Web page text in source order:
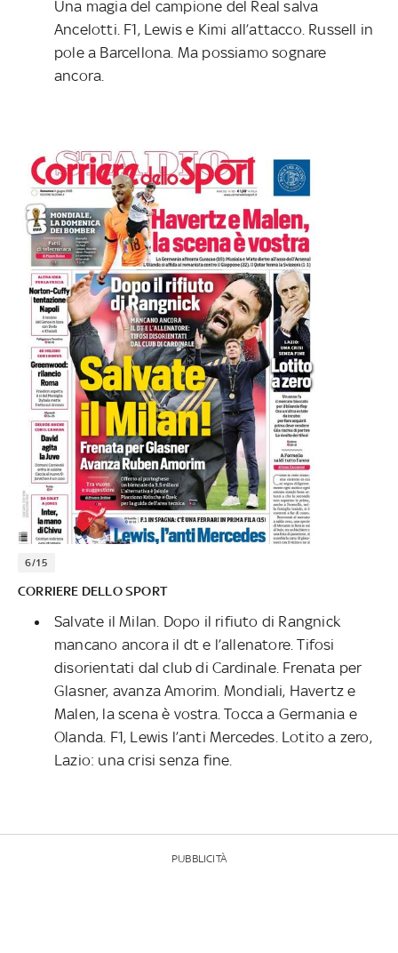
Una magia del campione del Real salva
Ancelotti. F1, Lewis e Kimi all’attacco. Russell in
pole a Barcellona. Ma possiamo sognare
ancora.
6/15
CORRIERE DELLO SPORT
Salvate il Milan. Dopo il rifiuto di Rangnick
mancano ancora il dt e l’allenatore. Tifosi
disorientati dal club di Cardinale. Frenata per
Glasner, avanza Amorim. Mondiali, Havertz e
Malen, la scena è vostra. Tocca a Germania e
Olanda. F1, Lewis l’anti Mercedes. Lotito a zero,
Lazio: una crisi senza fine.
PUBBLICITÀ